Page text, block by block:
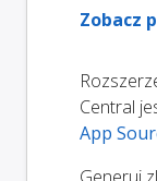
Zobacz
Central
App